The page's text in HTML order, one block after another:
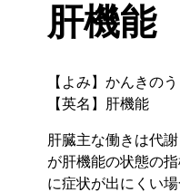
肝機能
【よみ】かんきのう
【英名】肝機能
肝臓主な働きは代
が肝機能の状態の
に症状が出にくい場